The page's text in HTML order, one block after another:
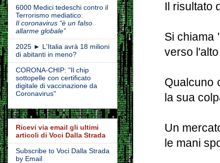
Il risultato
Si chiama
verso
Qualcuno
la sua
Un
le mani
6000 Medici tedeschi contro il
Terrorismo mediatico:
Il coronavirus “è un falso
allarme globale”
2025 ► L'Italia avrà 18 milioni
di abitanti in meno?
CORONA-CHIP: "Il chip
sottopelle con certificato
digitale di vaccinazione da
Coronavirus"
Ricevi via email gli ultimi
articoli di Voci Dalla Strada
Subscribe to Voci Dalla Strada
by Email